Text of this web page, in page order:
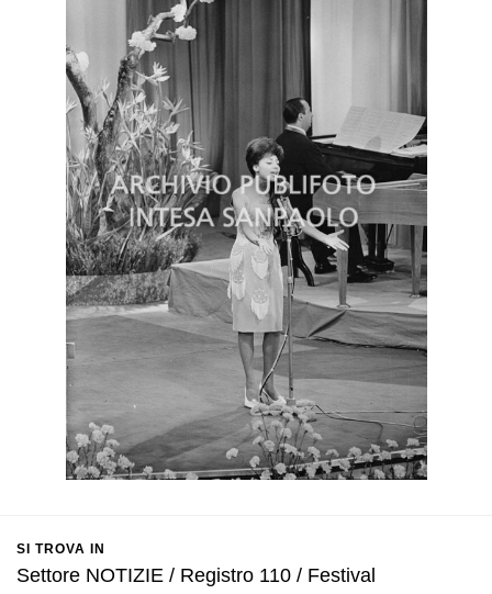
SI TROVA IN
Settore NOTIZIE / Registro 110 / Festival